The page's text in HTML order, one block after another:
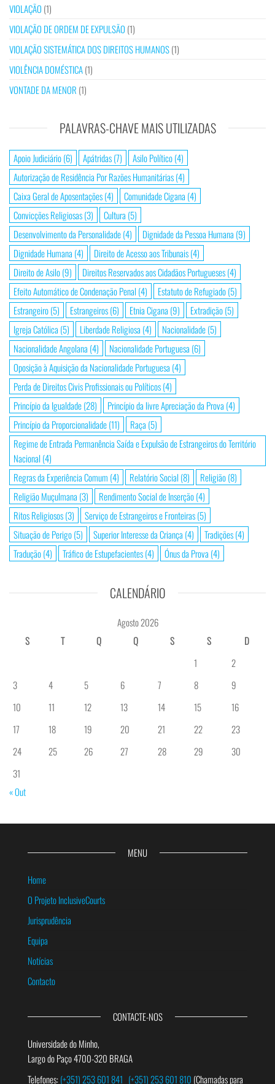
VIOLAÇÃO (1)
VIOLAÇÃO DE ORDEM DE EXPULSÃO (1)
VIOLAÇÃO SISTEMÁTICA DOS DIREITOS HUMANOS(1)
VIOLÊNCIA DOMÉSTICA(1)
VONTADE DA MENOR (1)
PALAVRAS-CHAVE MAIS UTILIZADAS
Apoio Judiciário(6) Apátridas(7) Asilo Político(4)
Autorização de Residência Por Razões Humanitárias(4)
Caixa Geral de Aposentações(4) Comunidade Cigana (4)
Convicções Religiosas(3) Cultura (5)
Desenvolvimento da Personalidade(4) Dignidade da Pessoa Humana (9)
Dignidade Humana (4) Direito de Acesso aos Tribunais(4)
Direito de Asilo(9) Direitos Reservados aos Cidadãos Portugueses(4)
Efeito Automático de Condenação Penal (4) Estatuto de Refugiado(5)
Estrangeiro(5) Estrangeiros(6) Etnia Cigana (9) Extradição(5)
Igreja Católica (5) Liberdade Religiosa (4) Nacionalidade(5)
Nacionalidade Angolana (4) Nacionalidade Portuguesa (6)
Oposição à Aquisição da Nacionalidade Portuguesa (4)
Perda de Direitos Civis Profissionais ou Políticos(4)
Princípio da Igualdade(28) Princípio da livre Apreciação da Prova (4)
Princípio da Proporcionalidade(11) Raça (5)
Regime de Entrada Permanência Saída e Expulsão de Estrangeiros do Território
Nacional (4)
Regras da Experiência Comum (4) Relatório Social (8) Religião(8)
Religião Muçulmana (3) Rendimento Social de Inserção(4)
Ritos Religiosos(3) Serviço de Estrangeiros e Fronteiras(5)
Situação de Perigo(5) Superior Interesse da Criança (4) Tradições(4)
Tradução(4) Tráfico de Estupefacientes(4) Ónus da Prova (4)
CALENDÁRIO
Agosto 2026
S
T Q Q S S
D
1
2
3
4 5 6 7 8
9
10
11 12 13 14 15
16
17
18 19 20 21 22
23
24
25 26 27 28 29
30
31
« Out
MENU
Home
O Projeto InclusiveCourts
Jurisprudência
Equipa
Notícias
Contacto
CONTACTE-NOS
Universidade do Minho,
Largo do Paço 4700-320 BRAGA
Telefones:(+351) 253 601 841 (+351) 253 601 810 (Chamadas para